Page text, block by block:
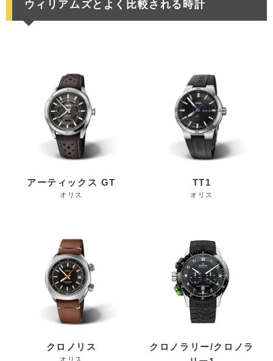
ウィリアムズとよく比較される時計
アーティックス GT
オリス
TT1
オリス
クロノリス
オリス
クロノラリー/クロノラ